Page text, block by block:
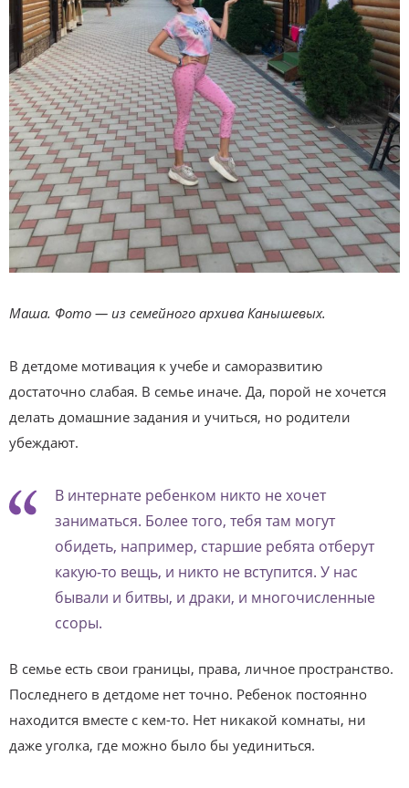
Маша. Фото — из семейного архива Канышевых.
В детдоме мотивация к учебе и саморазвитию
достаточно слабая. В семье иначе. Да, порой не хочется
делать домашние задания и учиться, но родители
убеждают.
В интернате ребенком никто не хочет
заниматься. Более того, тебя там могут
обидеть, например, старшие ребята отберут
какую-то вещь, и никто не вступится. У нас
бывали и битвы, и драки, и многочисленные
ссоры.
В семье есть свои границы, права, личное пространство.
Последнего в детдоме нет точно. Ребенок постоянно
находится вместе с кем-то. Нет никакой комнаты, ни
даже уголка, где можно было бы уединиться.